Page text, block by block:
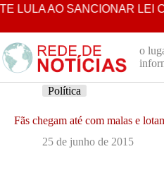
Pular
o
conteúdo
AO SANCIONAR LEI
o
Política
Fãs chegam até com malas e
25 de junho de 2015